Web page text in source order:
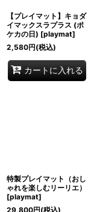
【プレイマット】キョダ
イマックスラプラス (ポ
ケカの日) [playmat]
2,580円(税込)
カートに入れる
特製プレイマット（おし
ゃれを楽しむリーリエ）
[playmat]
29,800円(税込)